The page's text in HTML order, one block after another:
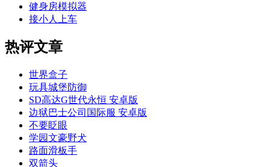
健身房模拟器
接小人上车
热评文章
世界盒子
玩具城堡防御
SD高达G世代永恒 安卓版
边狱巴士公司国际服 安卓版
不要眨眼
学园文豪野犬
路面滑板手
双箭头